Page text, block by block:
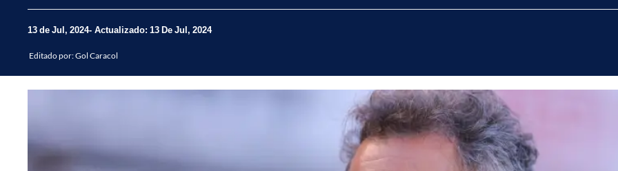
13 de Jul, 2024 Actualizado: 13 De Jul, 2024
Editado por:Gol Caracol